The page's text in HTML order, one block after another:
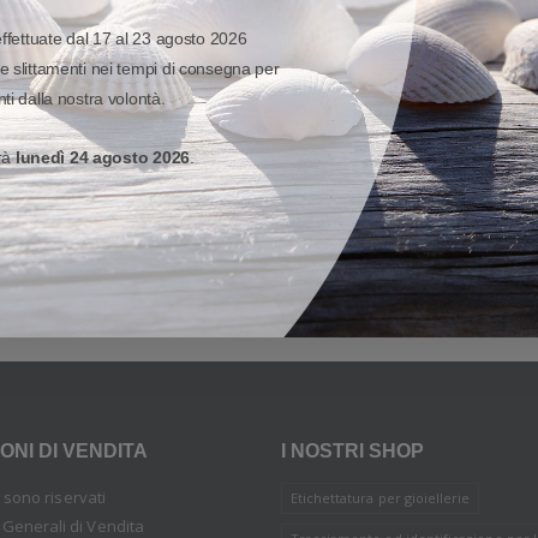
dal 17 al 23 agosto 2026
slittamenti nei tempi di consegna per
dalla nostra volontà.
lunedì 24 agosto 2026.
E RICAMBI -ZEBRA
CRD-TC2Y-VCH1-01 - Zebra Supporto per veicoli
89,18 €
Aggiungi al carrello
alla promozioneSnapCashBack
ACCESSORI E RICAMBI ZEBRA
BATTERIE PER LETTORI
90,88 €
Aggiungi al carrello
Partecipa alla promozione
DI VENDITA
sono riservati
di Vendita
I NOSTRI SHOP
Etichettatura per gioiellerie